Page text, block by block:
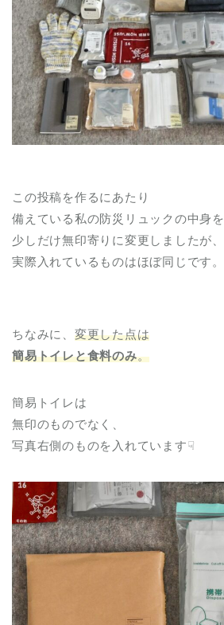
この投稿を作るにあたり
備えている私の防災リュックの中身を
少しだけ無印寄りに変更しましたが、
実際入れているものはほぼ同じです。
ちなみに、 変更した点は
簡易トイレと食料のみ。
簡易トイレは
無印のものでなく、
写真右側のものを入れています☟